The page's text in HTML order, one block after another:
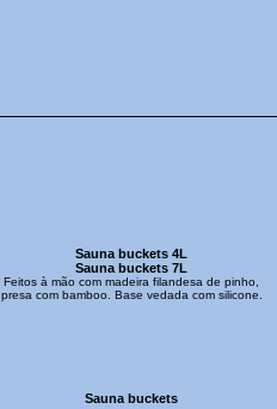
Sauna buckets 4L
Sauna buckets 7L
Feitos à mão com madeira filandesa de pinho,
presa com bamboo. Base vedada com silicone.
Sauna buckets